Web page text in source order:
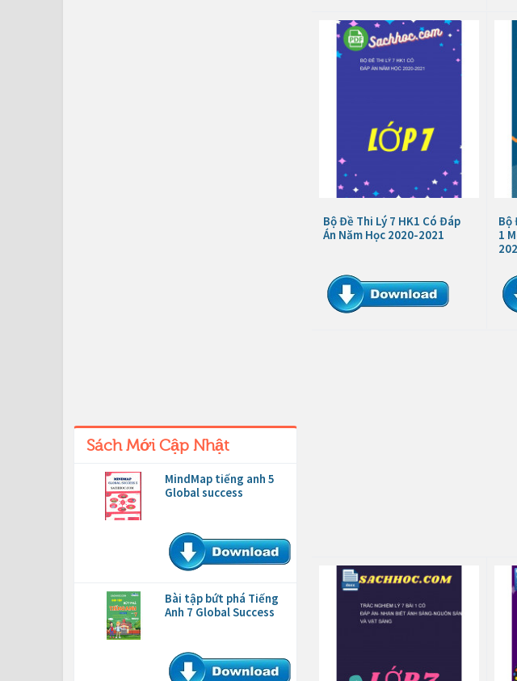
Sách Mới Cập Nhật
MindMap tiếng anh 5
Global success
Bài tập bứt phá Tiếng
Anh 7 Global Success
Bộ Đề Thi Lý 7 HK1 Có Đáp
Án Năm Học 2020-2021
Bộ
1